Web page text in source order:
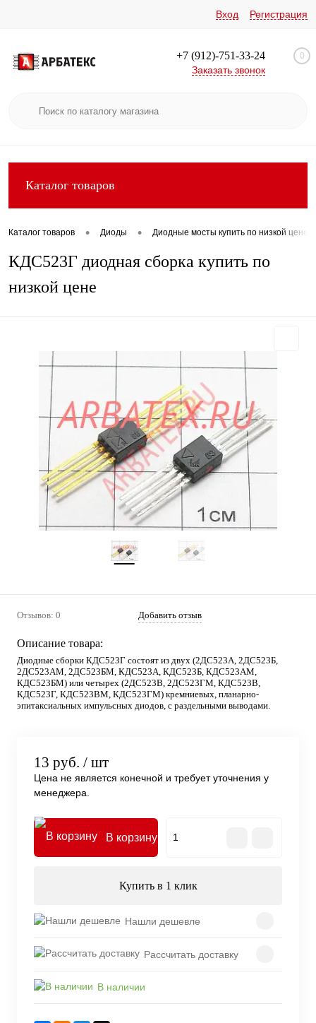
Вход Регистрация
+7 (912)-751-33-24
Заказать звонок
0
Каталог товаров
Каталог товаров • Диоды • Диодные мосты купить по низкой цене
КДС523Г диодная сборка купить по
низкой цене
Отзывов: 0 Добавить отзыв
Описание товара:
Диодные сборки КДС523Г состоят из двух (2ДС523А, 2ДС523Б,
2ДС523АМ, 2ДС523БМ, КДС523А, КДС523Б, КДС523АМ,
КДС523БМ) или четырех (2ДС523В, 2ДС523ГМ, КДС523В,
КДС523Г, КДС523ВМ, КДС523ГМ) кремниевых, планарно-
эпитаксиальных импульсных диодов, с раздельными выводами.
13 руб. / шт
Цена не является конечной и требует уточнения у
менеджера.
В корзину
Купить в 1 клик
Нашли дешевле
Рассчитать доставку
В наличии